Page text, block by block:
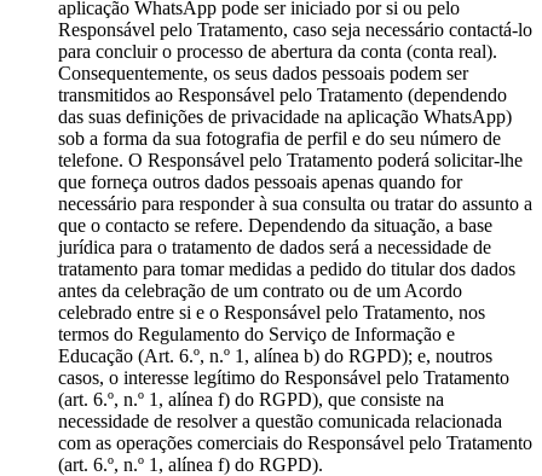
aplicação WhatsApp pode ser iniciado por si ou pelo
Responsável pelo Tratamento, caso seja necessário contactá-lo
para concluir o processo de abertura da conta (conta real).
Consequentemente, os seus dados pessoais podem ser
transmitidos ao Responsável pelo Tratamento (dependendo
das suas definições de privacidade na aplicação WhatsApp)
sob a forma da sua fotografia de perfil e do seu número de
telefone. O Responsável pelo Tratamento poderá solicitar-lhe
que forneça outros dados pessoais apenas quando for
necessário para responder à sua consulta ou tratar do assunto a
que o contacto se refere. Dependendo da situação, a base
jurídica para o tratamento de dados será a necessidade de
tratamento para tomar medidas a pedido do titular dos dados
antes da celebração de um contrato ou de um Acordo
celebrado entre si e o Responsável pelo Tratamento, nos
termos do Regulamento do Serviço de Informação e
Educação (Art. 6.º, n.º 1, alínea b) do RGPD); e, noutros
casos, o interesse legítimo do Responsável pelo Tratamento
(art. 6.º, n.º 1, alínea f) do RGPD), que consiste na
necessidade de resolver a questão comunicada relacionada
com as operações comerciais do Responsável pelo Tratamento
(art. 6.º, n.º 1, alínea f) do RGPD).